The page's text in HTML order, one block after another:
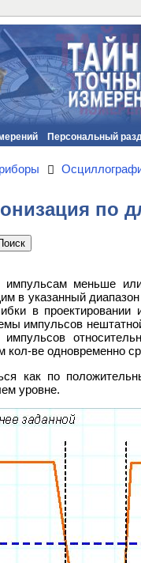
Персональный
по
импульсам меньше
в указанный
в
импульсов
импульсов
ве одновременно
как по
уровне.